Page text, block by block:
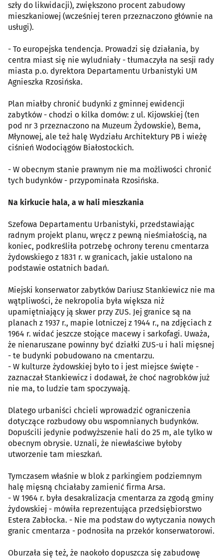
szły do likwidacji), zwiększono procent zabudowy
mieszkaniowej (wcześniej teren przeznaczono głównie na
usługi).
- To europejska tendencja. Prowadzi się działania, by
centra miast się nie wyludniały - tłumaczyła na sesji rady
miasta p.o. dyrektora Departamentu Urbanistyki UM
Agnieszka Rzosińska.
Plan miałby chronić budynki z gminnej ewidencji
zabytków - chodzi o kilka domów: z ul. Kijowskiej (ten
pod nr 3 przeznaczono na Muzeum Żydowskie), Bema,
Młynowej, ale też halę Wydziału Architektury PB i wieżę
ciśnień Wodociągów Białostockich.
- W obecnym stanie prawnym nie ma możliwości chronić
tych budynków - przypominała Rzosińska.
Na kirkucie hala, a w hali mieszkania
Szefowa Departamentu Urbanistyki, przedstawiając
radnym projekt planu, wręcz z pewną nieśmiałością, na
koniec, podkreśliła potrzebę ochrony terenu cmentarza
żydowskiego z 1831 r. w granicach, jakie ustalono na
podstawie ostatnich badań.
Miejski konserwator zabytków Dariusz Stankiewicz nie ma
wątpliwości, że nekropolia była większa niż
upamiętniający ją skwer przy ZUS. Jej granice są na
planach z 1937 r., mapie lotniczej z 1944 r., na zdjęciach z
1964 r. widać jeszcze stojące macewy i sarkofagi. Uważa,
że nienaruszane powinny być działki ZUS-u i hali mięsnej
- te budynki pobudowano na cmentarzu.
- W kulturze żydowskiej było to i jest miejsce święte -
zaznaczał Stankiewicz i dodawał, że choć nagrobków już
nie ma, to ludzie tam spoczywają.
Dlatego urbaniści chcieli wprowadzić ograniczenia
dotyczące rozbudowy obu wspomnianych budynków.
Dopuścili jedynie podwyższenie hali do 25 m, ale tylko w
obecnym obrysie. Uznali, że niewłaściwe byłoby
utworzenie tam mieszkań.
Tymczasem właśnie w blok z parkingiem podziemnym
halę mięsną chciałaby zamienić firma Arsa.
- W 1964 r. była desakralizacja cmentarza za zgodą gminy
żydowskiej - mówiła reprezentująca przedsiębiorstwo
Estera Zabłocka. - Nie ma podstaw do wytyczania nowych
granic cmentarza - podnosiła na przekór konserwatorowi.
Oburzała się też, że naokoło dopuszcza się zabudowę